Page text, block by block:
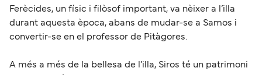
Ferècides, un físic i filòsof important, va nèixer a l’illa
durant aquesta època, abans de mudar-se a Samos i
convertir-se en el professor de Pitàgores.
A més a més de la bellesa de l’illa, Siros té un patrimoni